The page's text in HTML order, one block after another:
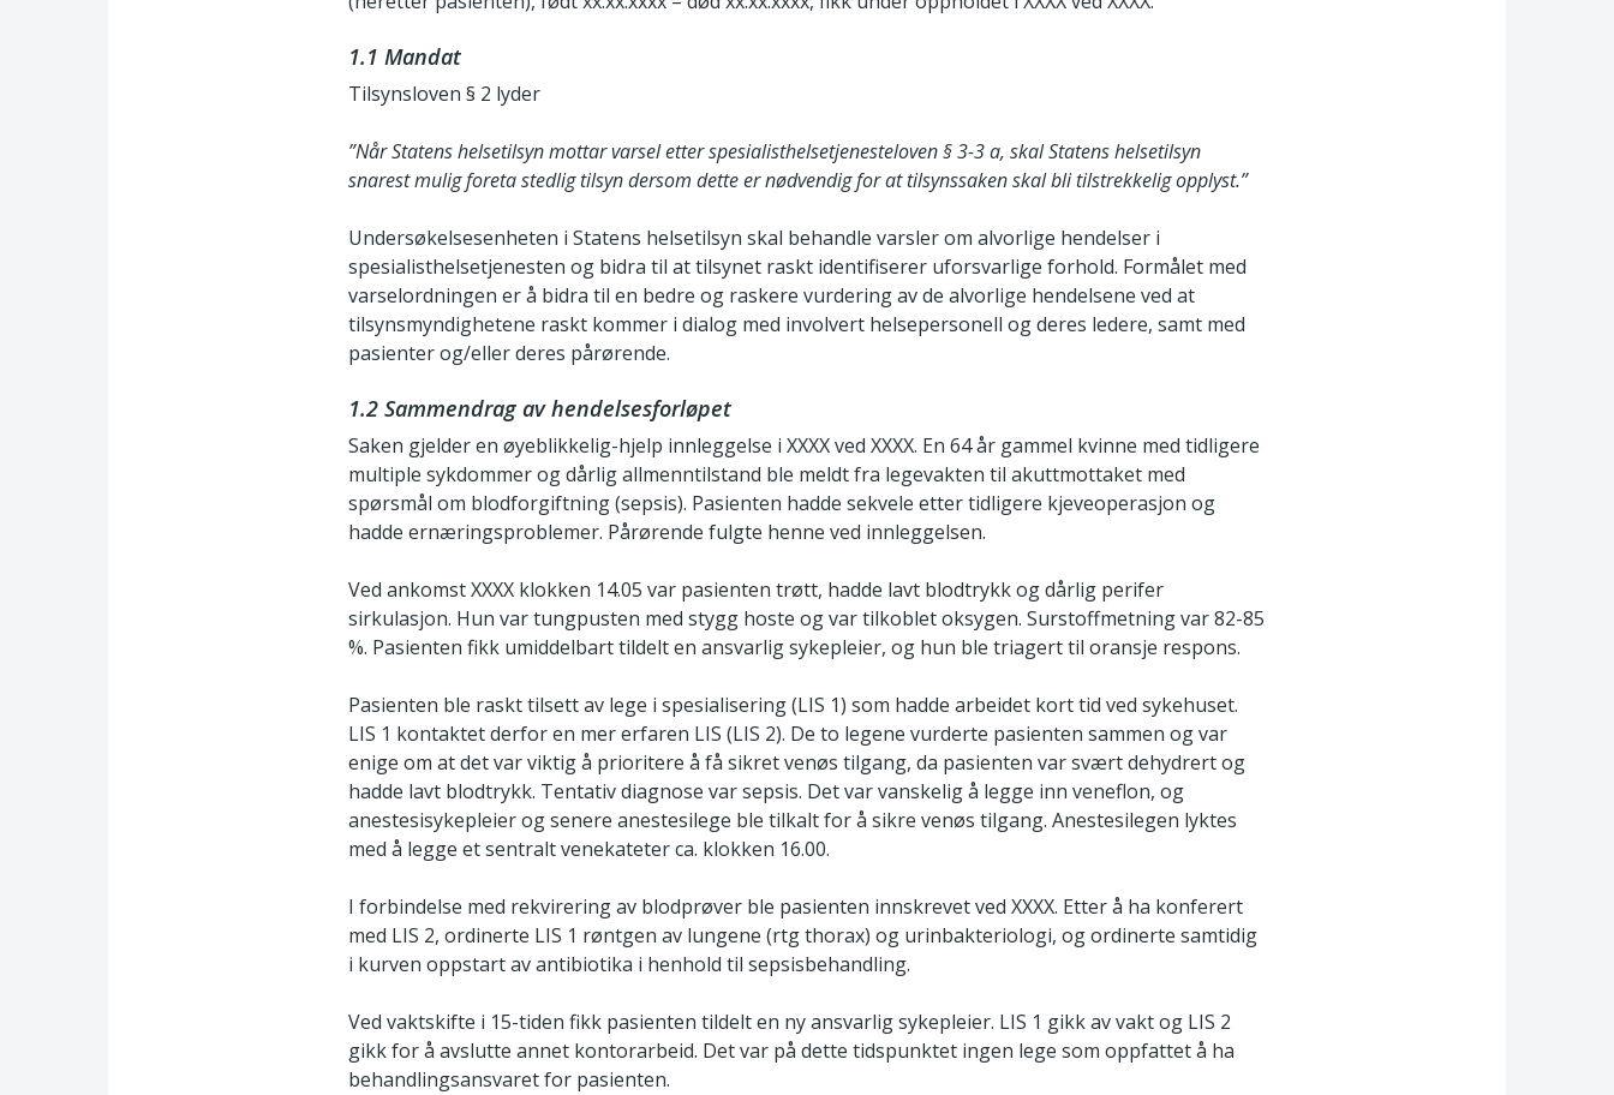
1.1 Mandat
Tilsynsloven § 2 lyder
”Når Statens helsetilsyn mottar varsel etter spesialisthelsetjenesteloven § 3-3 a, skal Statens helsetilsyn
snarest mulig foreta stedlig tilsyn dersom dette er nødvendig for at tilsynssaken skal bli tilstrekkelig opplyst.”
Undersøkelsesenheten i Statens helsetilsyn skal behandle varsler om alvorlige hendelser i
spesialisthelsetjenesten og bidra til at tilsynet raskt identifiserer uforsvarlige forhold. Formålet med
varselordningen er å bidra til en bedre og raskere vurdering av de alvorlige hendelsene ved at
tilsynsmyndighetene raskt kommer i dialog med involvert helsepersonell og deres ledere, samt med
pasienter og/eller deres pårørende.
1.2 Sammendrag av hendelsesforløpet
Saken gjelder en øyeblikkelig-hjelp innleggelse i XXXX ved XXXX. En 64 år gammel kvinne med tidligere
multiple sykdommer og dårlig allmenntilstand ble meldt fra legevakten til akuttmottaket med
spørsmål om blodforgiftning (sepsis). Pasienten hadde sekvele etter tidligere kjeveoperasjon og
hadde ernæringsproblemer. Pårørende fulgte henne ved innleggelsen.
Ved ankomst XXXX klokken 14.05 var pasienten trøtt, hadde lavt blodtrykk og dårlig perifer
sirkulasjon. Hun var tungpusten med stygg hoste og var tilkoblet oksygen. Surstoffmetning var 82-85
%. Pasienten fikk umiddelbart tildelt en ansvarlig sykepleier, og hun ble triagert til oransje respons.
Pasienten ble raskt tilsett av lege i spesialisering (LIS 1) som hadde arbeidet kort tid ved sykehuset.
LIS 1 kontaktet derfor en mer erfaren LIS (LIS 2). De to legene vurderte pasienten sammen og var
enige om at det var viktig å prioritere å få sikret venøs tilgang, da pasienten var svært dehydrert og
hadde lavt blodtrykk. Tentativ diagnose var sepsis. Det var vanskelig å legge inn veneflon, og
anestesisykepleier og senere anestesilege ble tilkalt for å sikre venøs tilgang. Anestesilegen lyktes
med å legge et sentralt venekateter ca. klokken 16.00.
I forbindelse med rekvirering av blodprøver ble pasienten innskrevet ved XXXX. Etter å ha konferert
med LIS 2, ordinerte LIS 1 røntgen av lungene (rtg thorax) og urinbakteriologi, og ordinerte samtidig
i kurven oppstart av antibiotika i henhold til sepsisbehandling.
Ved vaktskifte i 15-tiden fikk pasienten tildelt en ny ansvarlig sykepleier. LIS 1 gikk av vakt og LIS 2
gikk for å avslutte annet kontorarbeid. Det var på dette tidspunktet ingen lege som oppfattet å ha
behandlingsansvaret for pasienten.